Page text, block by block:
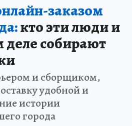
заказом
кто эти люди и
деле собирают
и сборщиком,
удобной и
истории
города